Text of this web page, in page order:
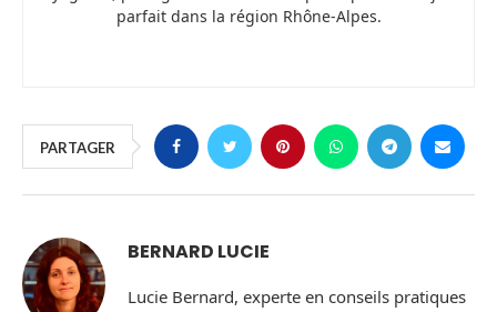
parfait dans la région Rhône-Alpes.
PARTAGER
BERNARD LUCIE
Lucie Bernard, experte en conseils pratiques